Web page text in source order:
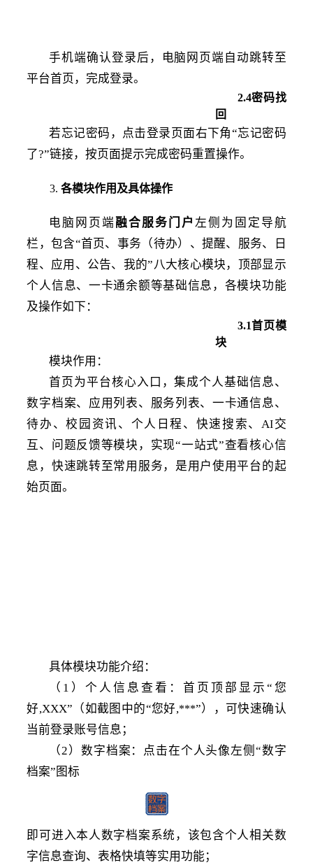
手机端确认登录后，电脑网页端自动跳转至
平台首页，完成登录。
2.4密码找
回
若忘记密码，点击登录页面右下角“忘记密码
了?”链接，按页面提示完成密码重置操作。
3. 各模块作用及具体操作
电脑网页端 融合服务门户 左侧为固定导航
栏，包含“首页、事务（待办）、提醒、服务、日
程、应用、公告、我的”八大核心模块，顶部显示
个人信息、一卡通余额等基础信息，各模块功能
及操作如下：
3.1首页模
块
模块作用 ：
首页为平台核心入口，集成个人基础信息、
数字档案、应用列表、服务列表、一卡通信息、
待办、校园资讯、个人日程、快速搜索、 AI交
互、问题反馈等模块，实现“一站式”查看核心信
息，快速跳转至常用服务，是用户使用平台的起
始页面。
具体模块功能介绍：
（ 1）个人信息查看：首页顶部显示“您
好,XXX”（如截图中的“您好,***”），可快速确认
当前登录账号信息；
（2）数字档案：点击在个人头像左侧“数字
档案”图标
即可进入本人数字档案系统，该包含个人相关数
字信息查询、表格快填等实用功能；